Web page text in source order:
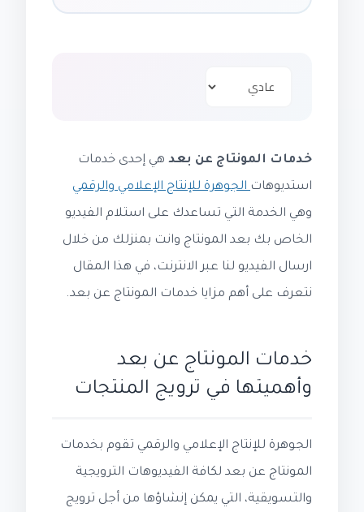
خدمات المونتاج عن بعد هي إحدى خدمات
استديوهات الجوهرة للإنتاج الإعلامي والرقمي
وهي الخدمة التي تساعدك على استلام الفيديو
الخاص بك بعد المونتاج وانت بمنزلك من خلال
ارسال الفيديو لنا عبر الانترنت، في هذا المقال
نتعرف على أهم مزايا خدمات المونتاج عن بعد.
خدمات المونتاج عن بعد
وأهميتها في ترويج المنتجات
الجوهرة للإنتاج الإعلامي والرقمي تقوم بخدمات
المونتاج عن بعد لكافة الفيديوهات الترويجية
والتسويقية، التي يمكن إنشاؤها من أجل ترويج